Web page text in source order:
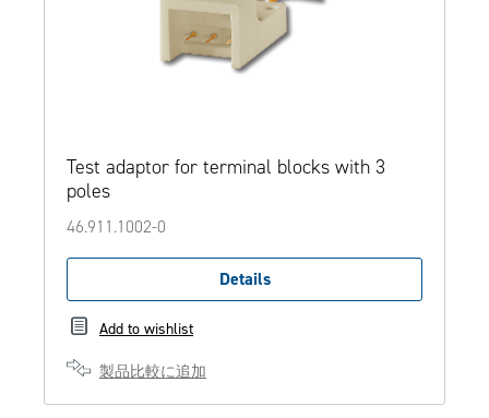
Test adaptor for terminal blocks with 3
poles
46.911.1002-0
Details
Add to wishlist
製品比較に追加